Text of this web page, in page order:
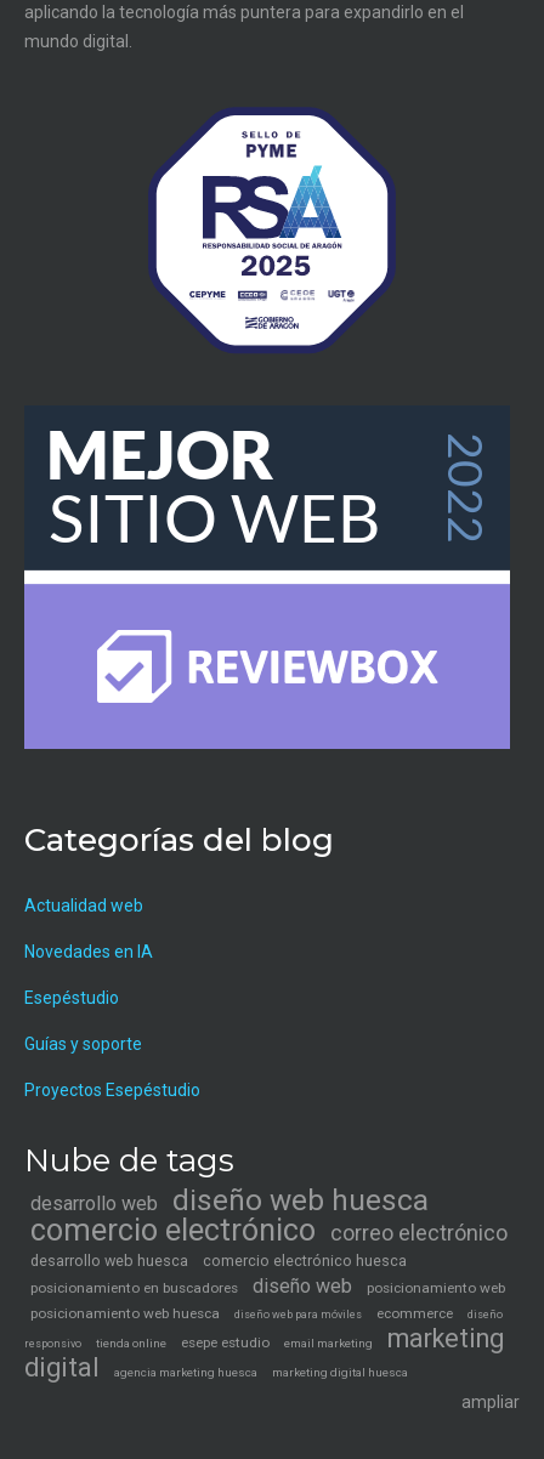
aplicando la tecnología más puntera para expandirlo en el
mundo digital.
Categorías del blog
Actualidad web
Novedades en IA
Esepéstudio
Guías y soporte
Proyectos Esepéstudio
Nube de tags
desarrollo web
diseño web huesca
comercio electrónico
correo electrónico
desarrollo web huesca comercio electrónico huesca
posicionamiento en buscadores diseño web
posicionamiento web
posicionamiento web huesca
diseño web para móviles ecommerce diseño
responsivo tienda online esepe estudio email marketing
marketing
digital
agencia marketing huesca marketing digital huesca
ampliar